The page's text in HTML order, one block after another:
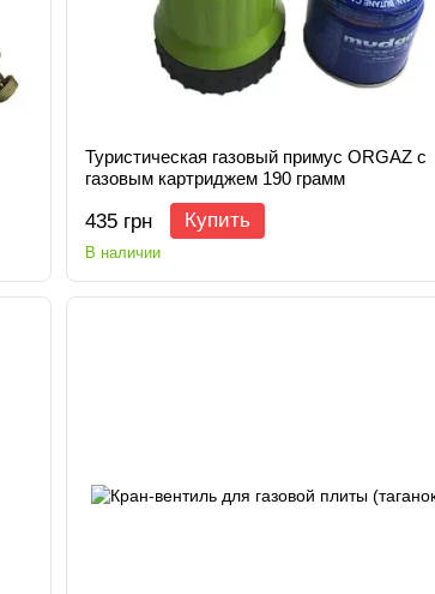
Туристическая газовый примус ORGAZ с
газовым картриджем 190 грамм
435 грн Купить
В наличии